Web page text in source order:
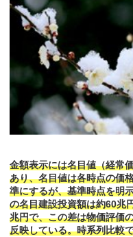
金額表示には名目値（経常
あり、名目値は各時点の価
準にするが、基準時点を明
の名目建設投資額は約60兆
兆円で、この差は物価評価
反映している。時系列比較